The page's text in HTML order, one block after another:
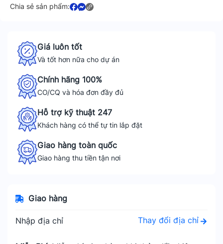
Chia sẻ sản phẩm:
Giá luôn tốt
Và tốt hơn nữa cho dự án
Chính hãng 100%
CO/CQ và hóa đơn đầy đủ
Hỗ trợ kỹ thuật 247
Khách hàng có thể tự tin lắp đặt
Giao hàng toàn quốc
Giao hàng thu tiền tận nơi
Giao hàng
Nhập địa chỉ Thay đổi địa chỉ